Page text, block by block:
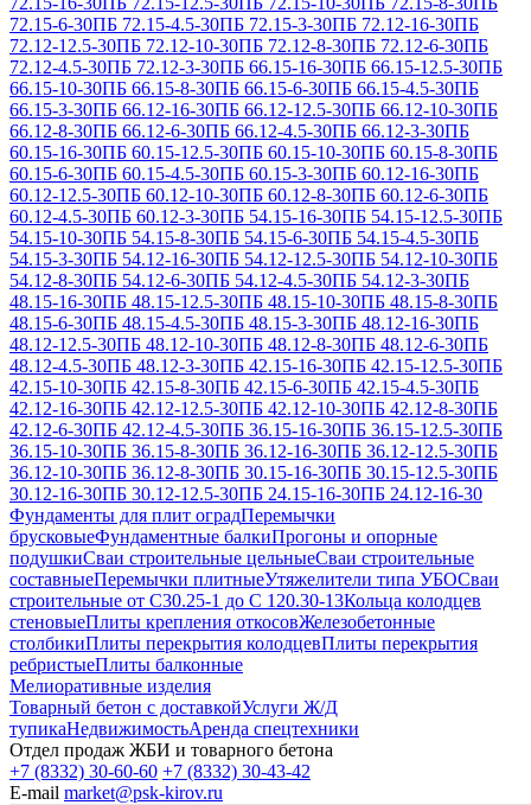
72.15-6-30ПБ 72.15-4.5-30ПБ 72.15-3-30ПБ 72.12-16-30ПБ
72.12-12.5-30ПБ 72.12-10-30ПБ 72.12-8-30ПБ 72.12-6-30ПБ
72.12-4.5-30ПБ 72.12-3-30ПБ 66.15-16-30ПБ 66.15-12.5-30ПБ
66.15-10-30ПБ 66.15-8-30ПБ 66.15-6-30ПБ 66.15-4.5-30ПБ
66.15-3-30ПБ 66.12-16-30ПБ 66.12-12.5-30ПБ 66.12-10-30ПБ
66.12-8-30ПБ 66.12-6-30ПБ 66.12-4.5-30ПБ 66.12-3-30ПБ
60.15-16-30ПБ 60.15-12.5-30ПБ 60.15-10-30ПБ 60.15-8-30ПБ
60.15-6-30ПБ 60.15-4.5-30ПБ 60.15-3-30ПБ 60.12-16-30ПБ
60.12-12.5-30ПБ 60.12-10-30ПБ 60.12-8-30ПБ 60.12-6-30ПБ
60.12-4.5-30ПБ 60.12-3-30ПБ 54.15-16-30ПБ 54.15-12.5-30ПБ
54.15-10-30ПБ 54.15-8-30ПБ 54.15-6-30ПБ 54.15-4.5-30ПБ
54.15-3-30ПБ 54.12-16-30ПБ 54.12-12.5-30ПБ 54.12-10-30ПБ
54.12-8-30ПБ 54.12-6-30ПБ 54.12-4.5-30ПБ 54.12-3-30ПБ
48.15-16-30ПБ 48.15-12.5-30ПБ 48.15-10-30ПБ 48.15-8-30ПБ
48.15-6-30ПБ 48.15-4.5-30ПБ 48.15-3-30ПБ 48.12-16-30ПБ
48.12-12.5-30ПБ 48.12-10-30ПБ 48.12-8-30ПБ 48.12-6-30ПБ
48.12-4.5-30ПБ 48.12-3-30ПБ 42.15-16-30ПБ 42.15-12.5-30ПБ
42.15-10-30ПБ 42.15-8-30ПБ 42.15-6-30ПБ 42.15-4.5-30ПБ
42.12-16-30ПБ 42.12-12.5-30ПБ 42.12-10-30ПБ 42.12-8-30ПБ
42.12-6-30ПБ 42.12-4.5-30ПБ 36.15-16-30ПБ 36.15-12.5-30ПБ
36.15-10-30ПБ 36.15-8-30ПБ 36.12-16-30ПБ 36.12-12.5-30ПБ
36.12-10-30ПБ 36.12-8-30ПБ 30.15-16-30ПБ 30.15-12.5-30ПБ
30.12-16-30ПБ 30.12-12.5-30ПБ 24.15-16-30ПБ 24.12-16-30
Фундаменты для плит оградПеремычки
брусковыеФундаментные балкиПрогоны и опорные
подушкиСваи строительные цельныеСваи строительные
составныеПеремычки плитныеУтяжелители типа УБОСваи
строительные от С30.25-1 до С 120.30-13Кольца колодцев
стеновыеПлиты крепления откосовЖелезобетонные
столбикиПлиты перекрытия колодцевПлиты перекрытия
ребристыеПлиты балконные
Мелиоративные изделия
Товарный бетон с доставкойУслуги Ж/Д
тупикаНедвижимостьАренда спецтехники
Отдел продаж ЖБИ и товарного бетона
+7 (8332) 30-60-60 +7 (8332) 30-43-42
E-mail market@psk-kirov.ru